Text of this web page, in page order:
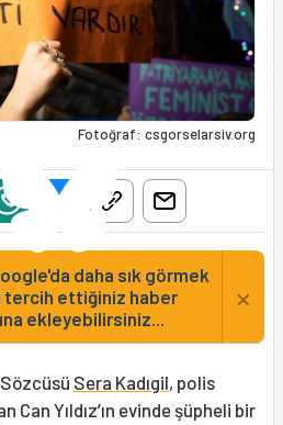
Fotoğraf: csgorselarsiv.org
daha sık görmek
tercih ettiğiniz haber
ekleyebilirsiniz...
×
Sera Kadıgil, polis
Can Yıldız’ın evinde şüpheli bir